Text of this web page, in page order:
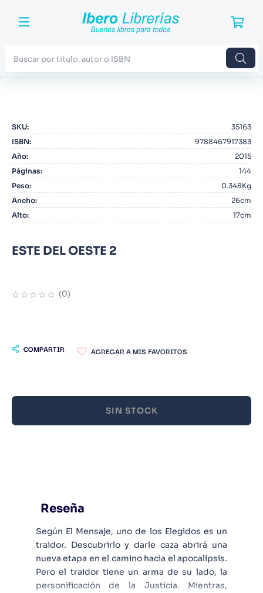
SKU:
35163
ISBN:
9788467917383
Año:
2015
Páginas:
144
Peso:
0.348Kg
Ancho:
26cm
Alto: 17cm
ESTE DEL OESTE 2
☆☆☆☆☆ (0)
COMPARTIR
SIN STOCK
Reseña
Según El Mensaje, uno de los Elegidos es un
traidor. Descubrirlo y darle caza abrirá una
nueva etapa en el camino hacia el apocalípsis.
Pero el traidor tiene un arma de su lado, la
personificación de la Justicia. Mientras,
2. Blue Lock
3.
4. Odisea
5. Manga
6.
8 . Noches Blancas
10. Warhammer